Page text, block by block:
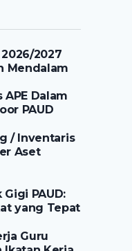
2026/2027
Mendalam
Dalam
PAUD
/ Inventaris
Aset
PAUD:
yang Tepat
Guru